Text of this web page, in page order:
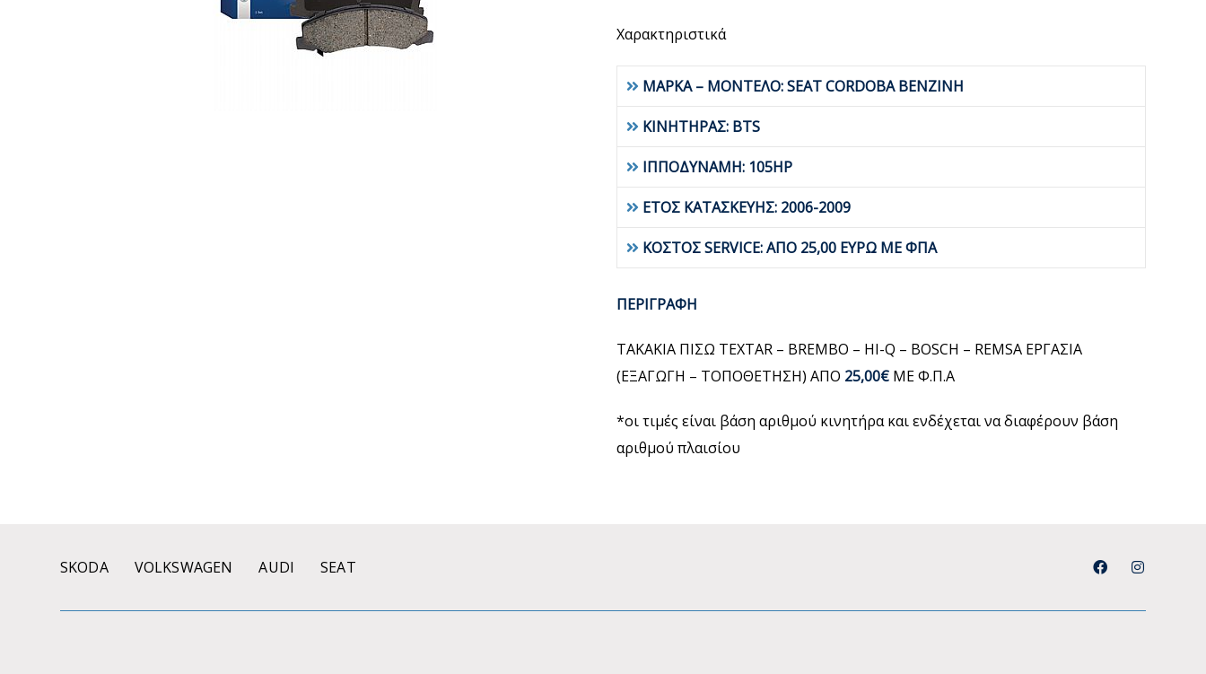
Χαρακτηριστικά
ΜΑΡΚΑ – ΜΟΝΤΕΛΟ: SEAT CORDOBA BENZINH
ΚΙΝΗΤΗΡΑΣ: BTS
ΙΠΠΟΔΥΝΑΜΗ: 105HP
ΕΤΟΣ ΚΑΤΑΣΚΕΥΗΣ: 2006-2009
ΚΟΣΤΟΣ SERVICE: ΑΠΟ 25,00 ΕΥΡΩ ΜΕ ΦΠΑ
ΠΕΡΙΓΡΑΦΗ
ΤΑΚΑΚΙΑ ΠΙΣΩ TEXTAR – BREMBO – HI-Q – BOSCH – REMSA ΕΡΓΑΣΙΑ
(ΕΞΑΓΩΓΗ – ΤΟΠΟΘΕΤΗΣΗ) ΑΠΟ 25,00€ ΜΕ Φ.Π.Α
*οι τιμές είναι βάση αριθμού κινητήρα και ενδέχεται να διαφέρουν βάση
αριθμού πλαισίου
SKODA VOLKSWAGEN AUDI SEAT